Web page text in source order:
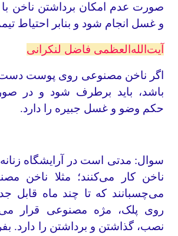
صورت عدم امکان برداشتن ناخن
و غسل انجام شود و بنابر احتیاط
آیت‌الله‌العظمی فاضل لنکرانی
اگر ناخن مصنوعی روی پوست دست
باشد، باید برطرف شود و در
حکم وضو و غسل جبیره را دارد.
سوال: مدتی است در آرایشگاه
ناخن کار می‌کنند؛ مثلا ناخن
می‌چسبانند که تا چند ماه قابل
روی پلک، مژه مصنوعی قرار
نصب، گذاشتن و برداشتن را دارد.